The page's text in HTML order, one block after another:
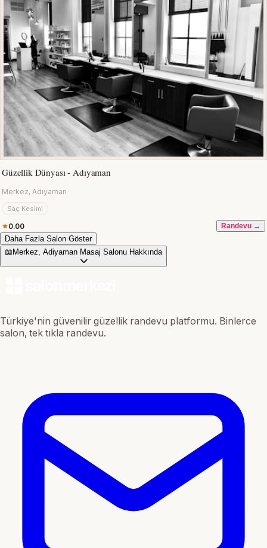
Güzellik Dünyası - Adıyaman
Merkez, Adıyaman
Saç Kesimi
0.00 Randevu →
Daha Fazla Salon Göster
📖 Merkez, Adiyaman Masaj Salonu Hakkında
Türkiye'nin güvenilir güzellik randevu platformu. Binlerce
salon, tek tıkla randevu.